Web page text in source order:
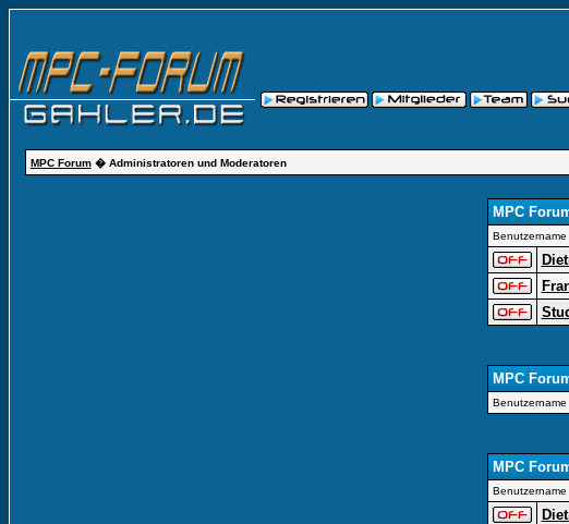
MPC Forum� Administratoren und Moderatoren
MPC
Benutzername
MPC
Benutzername
MPC
Benutzername